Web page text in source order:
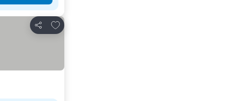
Partilhar
Adicionar aos favoritos